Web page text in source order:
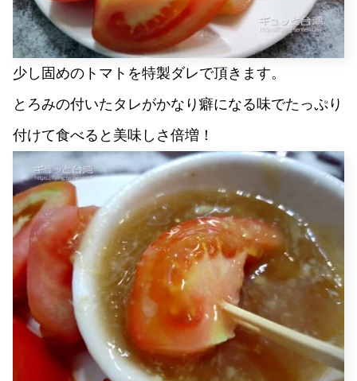
少し固めのトマトを特製ダレで頂きます。
とろみの付いたタレがかなり癖になる味でたっぷり
付けて食べると美味しさ倍増！